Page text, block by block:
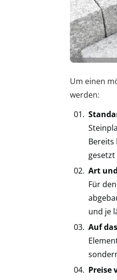
Um einen
werden:
Bereits
Art
Für
und je
Auf
Preise